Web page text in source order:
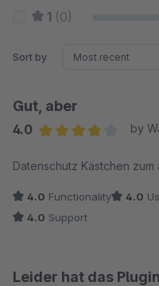
1 (0)
Sort by
Gut, aber
4.0
by
Datenschutz Kästchen
4.0 Functionality 4.0
4.0 Support
Leider hat das